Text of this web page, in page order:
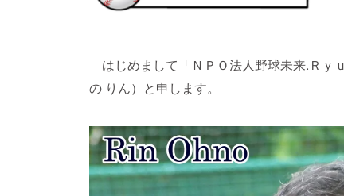
はじめまして「ＮＰＯ法人野球未来.Ｒ
の りん）と申します。